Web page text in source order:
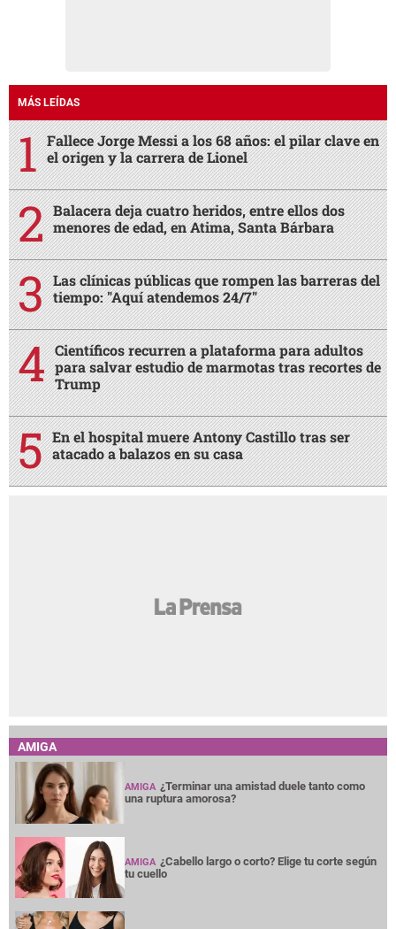
MÁS LEÍDAS
Fallece Jorge Messi a los 68 años: el pilar clave en
el origen y la carrera de Lionel
Balacera deja cuatro heridos, entre ellos dos
menores de edad, en Atima, Santa Bárbara
Las clínicas públicas que rompen las barreras del
tiempo: "Aquí atendemos 24/7"
Científicos recurren a plataforma para adultos
para salvar estudio de marmotas tras recortes de
Trump
En el hospital muere Antony Castillo tras ser
atacado a balazos en su casa
AMIGA
AMIGA ¿Terminar una amistad duele tanto como
una ruptura amorosa?
AMIGA ¿Cabello largo o corto? Elige tu corte según
tu cuello